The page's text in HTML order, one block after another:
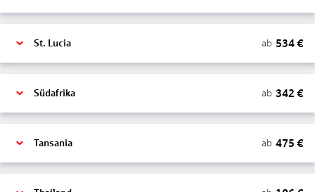
St. Lucia ab 534€
Südafrika ab 342 €
Tansania ab 475 €